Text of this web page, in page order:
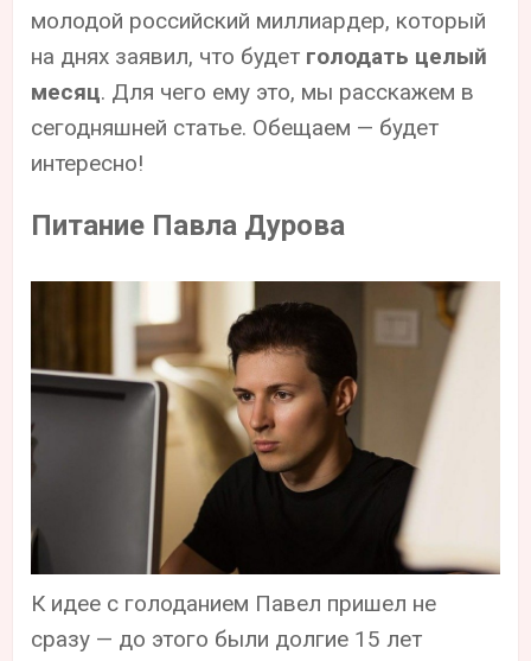
молодой российский миллиардер, который
на днях заявил, что будет голодать целый
месяц. Для чего ему это, мы расскажем в
сегодняшней статье. Обещаем — будет
интересно!
Питание Павла Дурова
К идее с голоданием Павел пришел не
сразу — до этого были долгие 15 лет